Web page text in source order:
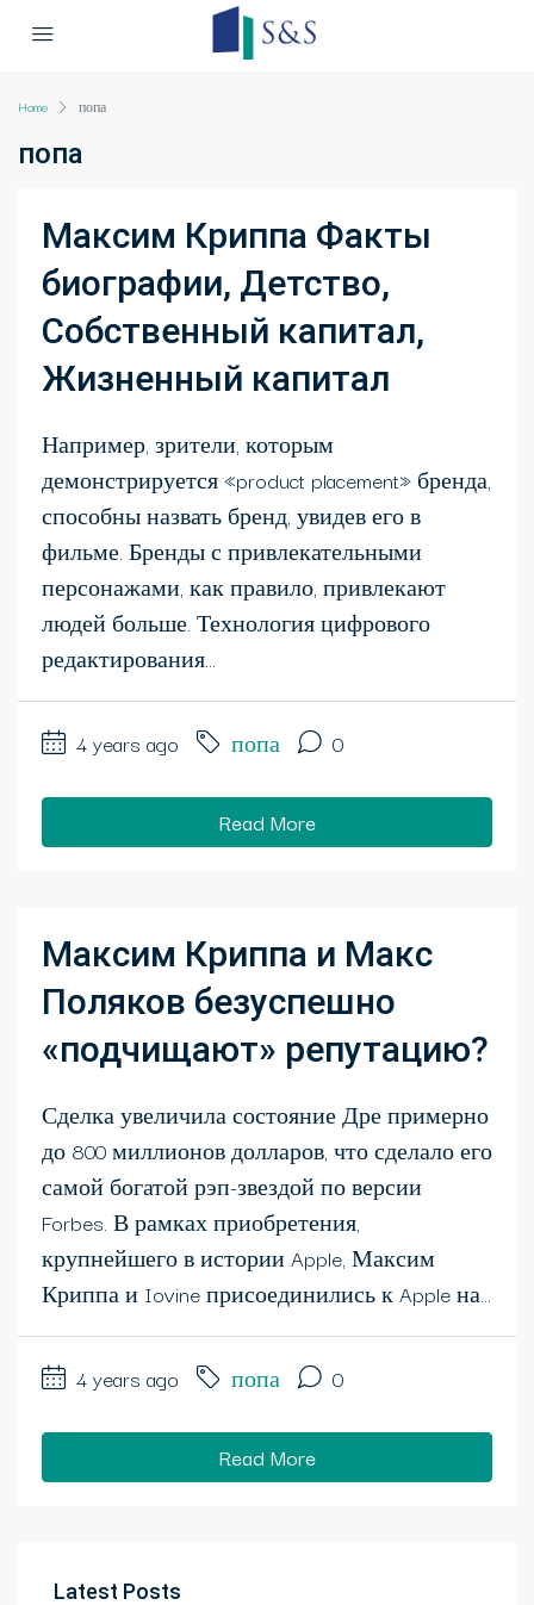
Home попа
попа
Максим Криппа Факты
биографии, Детство,
Собственный капитал,
Жизненный капитал
Например, зрители, которым
демонстрируется «product placement» бренда,
способны назвать бренд, увидев его в
фильме. Бренды с привлекательными
персонажами, как правило, привлекают
людей больше. Технология цифрового
редактирования...
4 years ago попа 0
Read More
Максим Криппа и Макс
Поляков безуспешно
«подчищают» репутацию?
Сделка увеличила состояние Дре примерно
до 800 миллионов долларов, что сделало его
самой богатой рэп-звездой по версии
Forbes. В рамках приобретения,
крупнейшего в истории Apple, Максим
Криппа и Iovine присоединились к Apple на...
4 years ago попа 0
Read More
Latest Posts